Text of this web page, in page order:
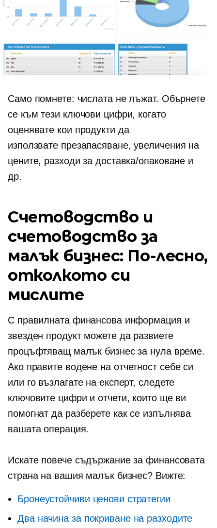
Само помнете: числата не лъжат. Обърнете
се към тези ключови цифри, когато
оценявате кои продукти да
използвате презапасяване, увеличения на
цените, разходи за доставка/опаковане и
др.
Счетоводство и
счетоводство за
малък бизнес: По-лесно,
отколкото си
мислите
С правилната финансова информация и
звезден продукт можете да развиете
процъфтяващ малък бизнес за нула време.
Ако правите водене на отчетностсебе си
или го възлагате на експерт, следете
ключовите цифри и отчети, които ще ви
помогнат да разберете как се изпълнява
вашата операция.
Искате повече съдържание за финансовата
страна на вашия малък бизнес? Вижте:
Бронеустойчиви ценови стратегии
Два начина за покриване на разходите